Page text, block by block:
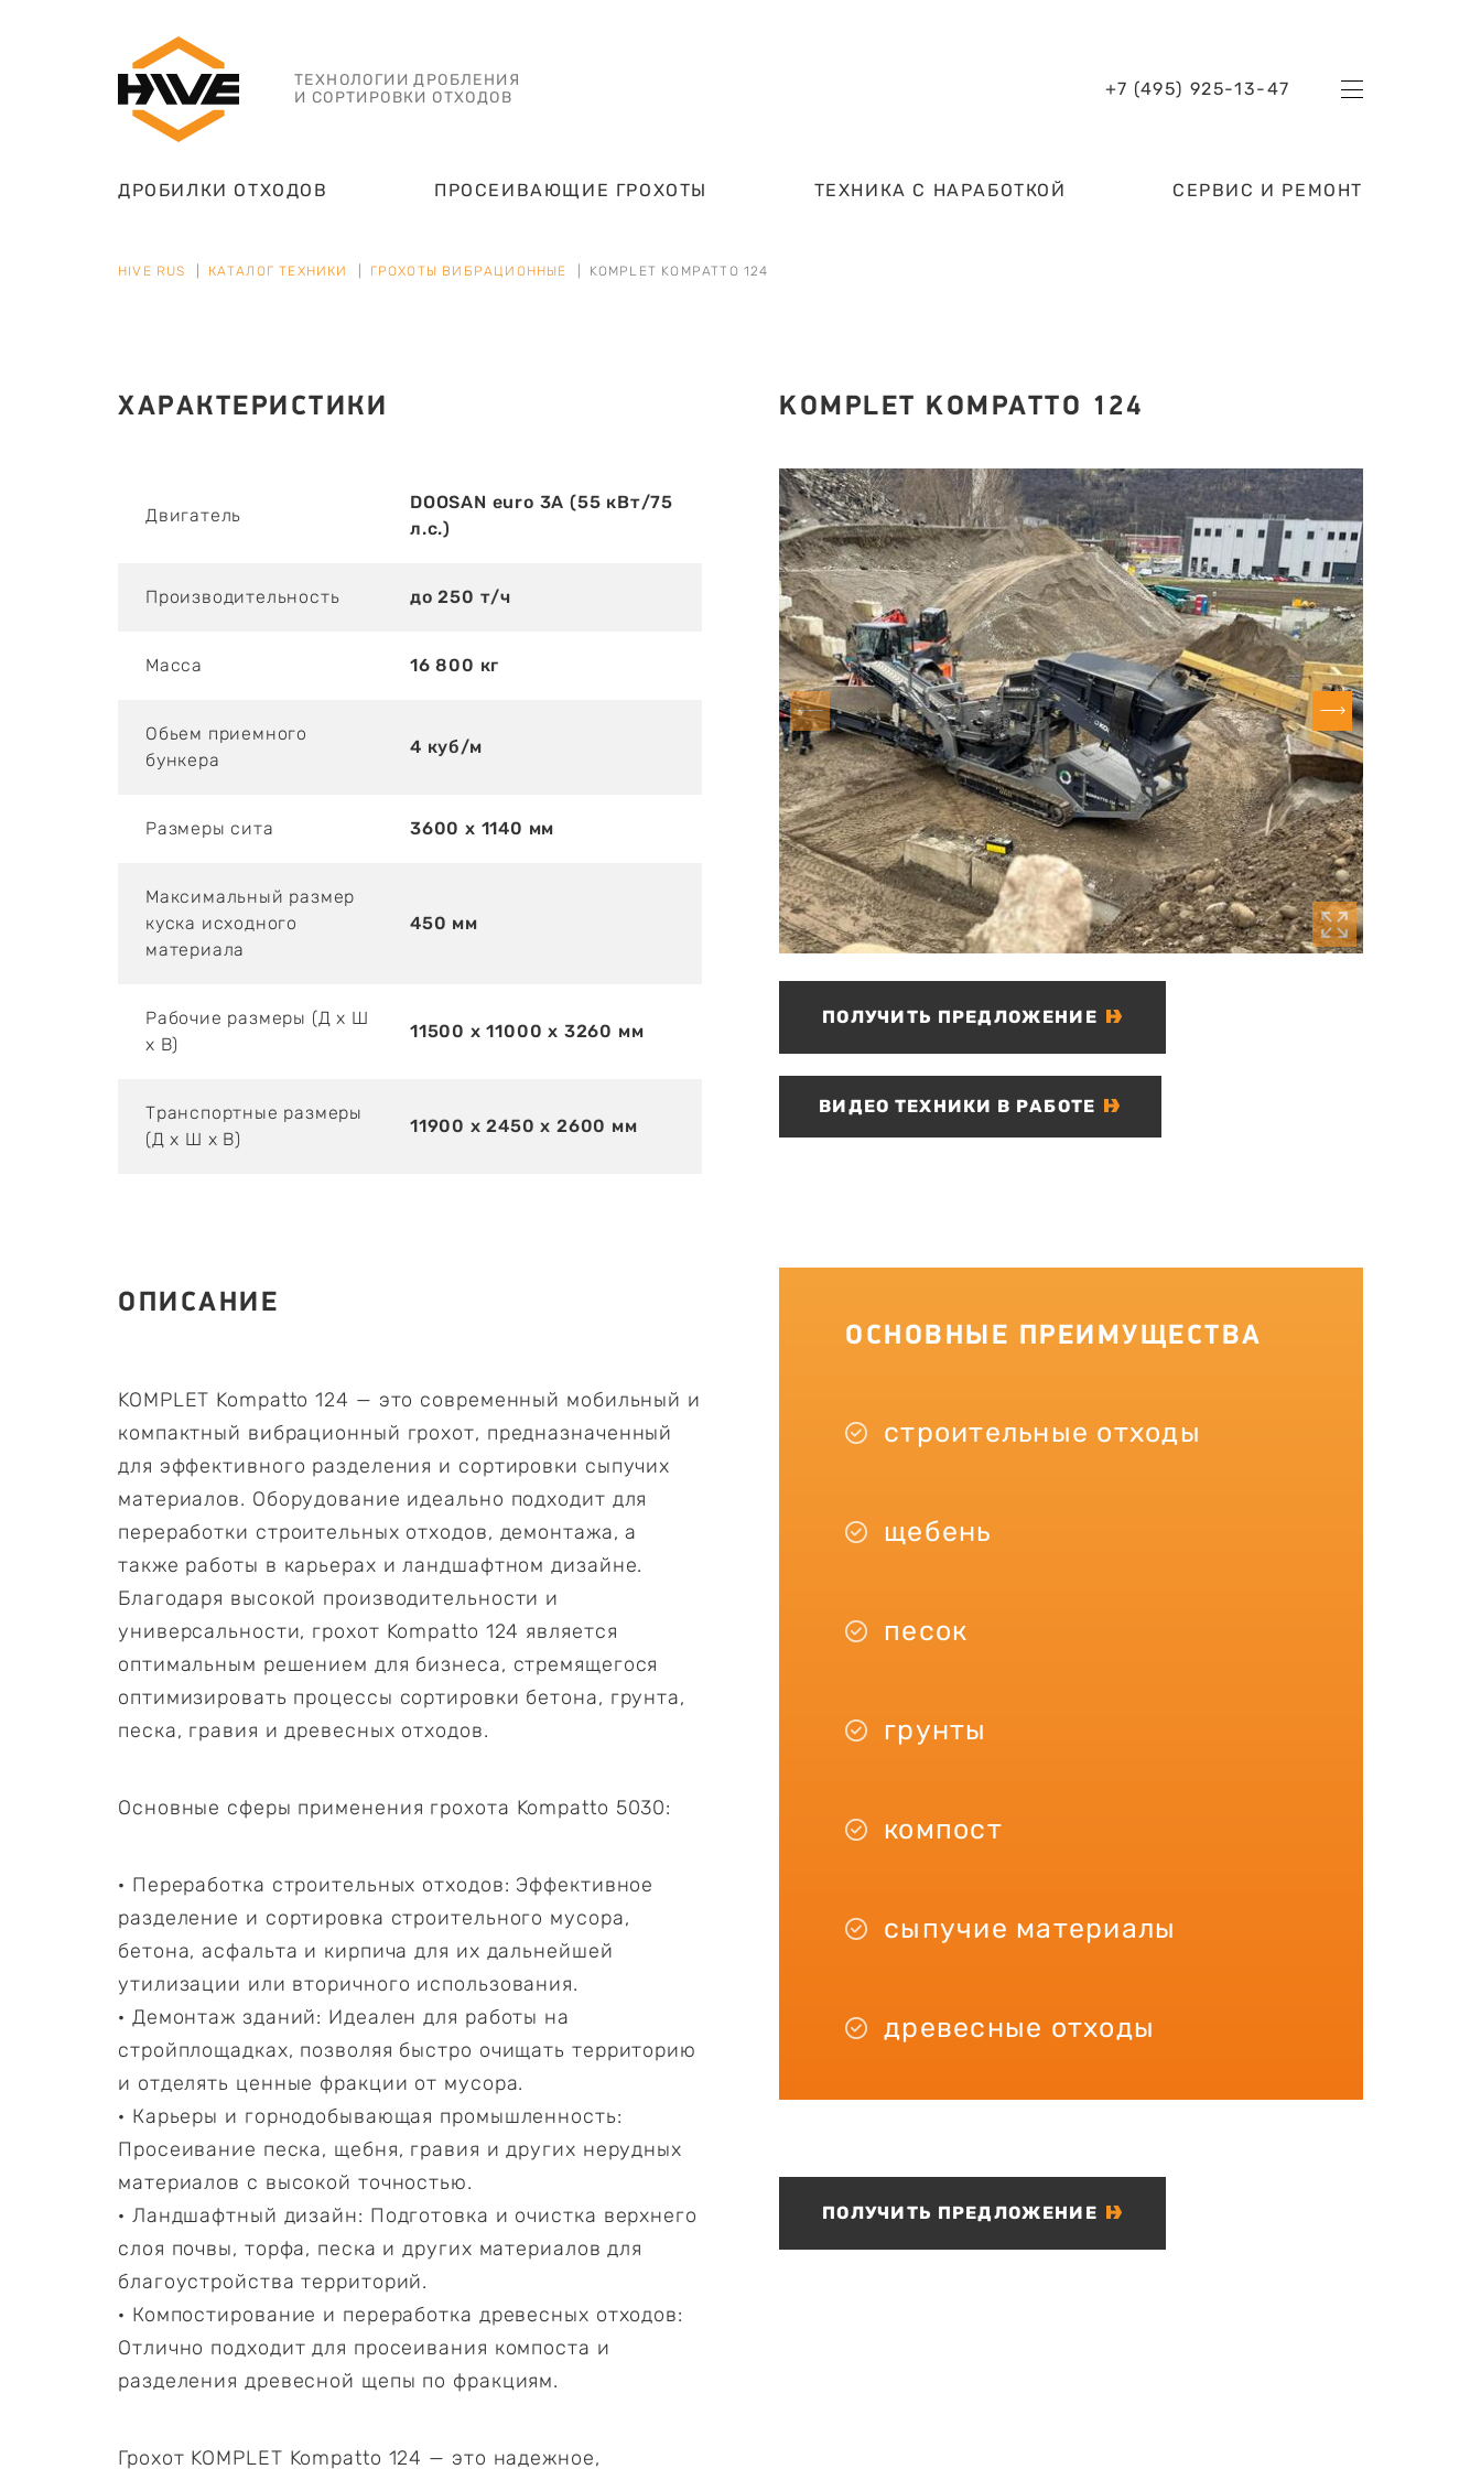
ТЕХНОЛОГИИ ДРОБЛЕНИЯ
И СОРТИРОВКИ ОТХОДОВ
+7 (495) 925-13-47
ДРОБИЛКИ ОТХОДОВ ПРОСЕИВАЮЩИЕ ГРОХОТЫ ТЕХНИКА С НАРАБОТКОЙ СЕРВИС И РЕМОНТ
HIVE RUS КАТАЛОГ ТЕХНИКИ ГРОХОТЫ ВИБРАЦИОННЫЕ KOMPLET KOMPATTO 124
ХАРАКТЕРИСТИКИ
Двигатель
DOOSAN euro 3A (55 кВт/75
л.с.)
Производительность до 250 т/ч
Масса 16 800 кг
Обьем приемного
бункера
4 куб/м
Размеры сита 3600 х 1140 мм
Максимальный размер
куска исходного
материала
450 мм
Рабочие размеры (Д х Ш
х В)
11500 х 11000 х 3260 мм
Транспортные размеры
(Д х Ш х В)
11900 х 2450 х 2600 мм
KOMPLET KOMPATTO 124
ПОЛУЧИТЬ ПРЕДЛОЖЕНИЕ
ВИДЕО ТЕХНИКИ В РАБОТЕ
ОПИСАНИЕ
KOMPLET Kompatto 124 — это современный мобильный и
компактный вибрационный грохот, предназначенный
для эффективного разделения и сортировки сыпучих
материалов. Оборудование идеально подходит для
переработки строительных отходов, демонтажа, а
также работы в карьерах и ландшафтном дизайне.
Благодаря высокой производительности и
универсальности, грохот Kompatto 124 является
оптимальным решением для бизнеса, стремящегося
оптимизировать процессы сортировки бетона, грунта,
песка, гравия и древесных отходов.
Основные сферы применения грохота Kompatto 5030:
· Переработка строительных отходов: Эффективное
разделение и сортировка строительного мусора,
бетона, асфальта и кирпича для их дальнейшей
утилизации или вторичного использования.
· Демонтаж зданий: Идеален для работы на
стройплощадках, позволяя быстро очищать территорию
и отделять ценные фракции от мусора.
· Карьеры и горнодобывающая промышленность:
Просеивание песка, щебня, гравия и других нерудных
материалов с высокой точностью.
· Ландшафтный дизайн: Подготовка и очистка верхнего
слоя почвы, торфа, песка и других материалов для
благоустройства территорий.
· Компостирование и переработка древесных отходов:
Отлично подходит для просеивания компоста и
разделения древесной щепы по фракциям.
Грохот KOMPLET Kompatto 124 — это надежное,
ОСНОВНЫЕ ПРЕИМУЩЕСТВА
строительные отходы
щебень
песок
грунты
компост
сыпучие материалы
древесные отходы
ПОЛУЧИТЬ ПРЕДЛОЖЕНИЕ